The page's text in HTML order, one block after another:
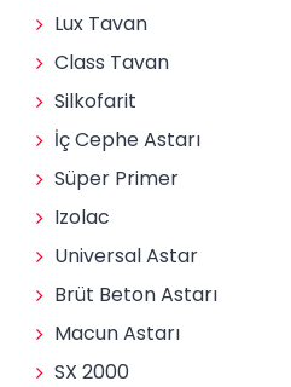
Lux Tavan
Class Tavan
Silkofarit
İç Cephe Astarı
Süper Primer
Izolac
Universal Astar
Brüt Beton Astarı
Macun Astarı
SX 2000